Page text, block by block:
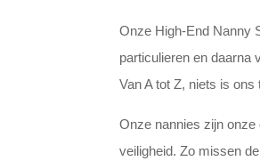
Onze High-End Nanny
particulieren en daarna
Van A tot Z, niets is ons
Onze nannies zijn
veiligheid. Zo missen